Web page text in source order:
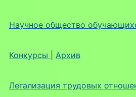
Научное общество
Конкурсы Архив
Легализация трудовых